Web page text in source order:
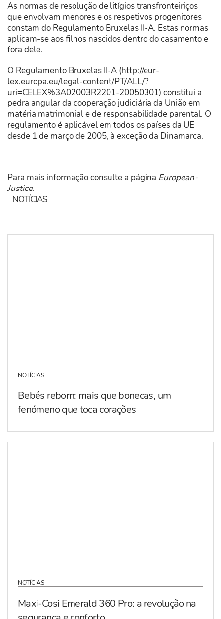
As normas de resolução de litígios transfronteiriços
que envolvam menores e os respetivos progenitores
constam do Regulamento Bruxelas II-A. Estas normas
aplicam-se aos filhos nascidos dentro do casamento e
fora dele.
O Regulamento Bruxelas II-A (http://eur-
lex.europa.eu/legal-content/PT/ALL/?
uri=CELEX%3A02003R2201-20050301) constitui a
pedra angular da cooperação judiciária da União em
matéria matrimonial e de responsabilidade parental. O
regulamento é aplicável em todos os países da UE
desde 1 de março de 2005, à exceção da Dinamarca.
Para mais informação consulte a página European-
Justice.
NOTÍCIAS
NOTÍCIAS
Bebés reborn: mais que bonecas, um
fenómeno que toca corações
NOTÍCIAS
Maxi-Cosi Emerald 360 Pro: a revolução na